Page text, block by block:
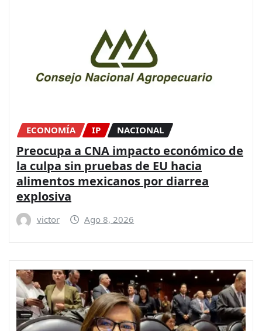
ECONOMÍA IP NACIONAL
Preocupa a CNA impacto económico de
la culpa sin pruebas de EU hacia
alimentos mexicanos por diarrea
explosiva
victor Ago 8, 2026